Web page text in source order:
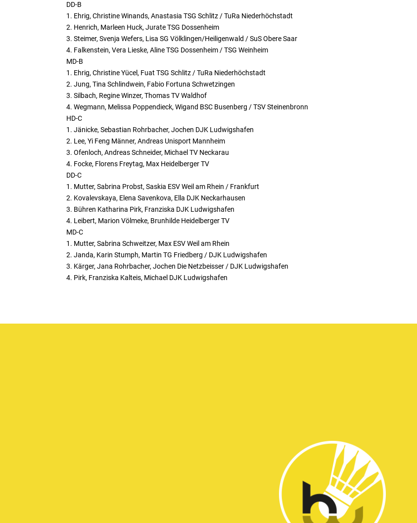
DD-B
1. Ehrig, Christine Winands, Anastasia TSG Schlitz / TuRa Niederhöchstadt
2. Henrich, Marleen Huck, Jurate TSG Dossenheim
3. Steimer, Svenja Wefers, Lisa SG Völklingen/Heiligenwald / SuS Obere Saar
4. Falkenstein, Vera Lieske, Aline TSG Dossenheim / TSG Weinheim
MD-B
1. Ehrig, Christine Yücel, Fuat TSG Schlitz / TuRa Niederhöchstadt
2. Jung, Tina Schlindwein, Fabio Fortuna Schwetzingen
3. Silbach, Regine Winzer, Thomas TV Waldhof
4. Wegmann, Melissa Poppendieck, Wigand BSC Busenberg / TSV Steinenbronn
HD-C
1. Jänicke, Sebastian Rohrbacher, Jochen DJK Ludwigshafen
2. Lee, Yi Feng Männer, Andreas Unisport Mannheim
3. Ofenloch, Andreas Schneider, Michael TV Neckarau
4. Focke, Florens Freytag, Max Heidelberger TV
DD-C
1. Mutter, Sabrina Probst, Saskia ESV Weil am Rhein / Frankfurt
2. Kovalevskaya, Elena Savenkova, Ella DJK Neckarhausen
3. Bühren Katharina Pirk, Franziska DJK Ludwigshafen
4. Leibert, Marion Völmeke, Brunhilde Heidelberger TV
MD-C
1. Mutter, Sabrina Schweitzer, Max ESV Weil am Rhein
2. Janda, Karin Stumph, Martin TG Friedberg / DJK Ludwigshafen
3. Kärger, Jana Rohrbacher, Jochen Die Netzbeisser / DJK Ludwigshafen
4. Pirk, Franziska Kalteis, Michael DJK Ludwigshafen